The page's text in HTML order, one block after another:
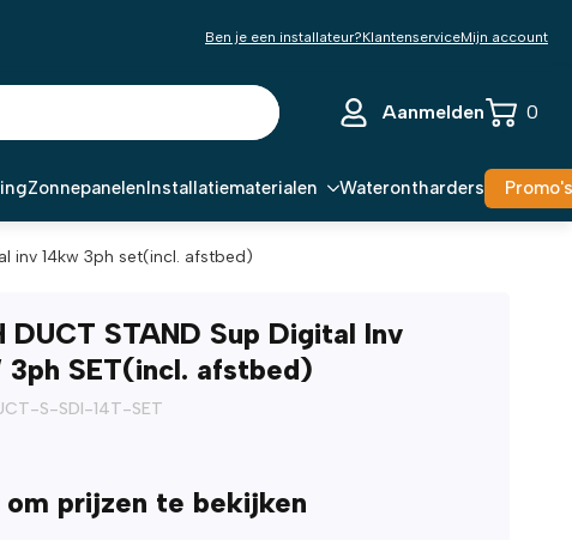
Ben je een installateur?KlantenserviceMijn account
Aanmelden 0
ZonnepanelenInstallatiematerialen Waterontharders Promo's
inv 14kw 3ph set(incl. afstbed)
DUCT STAND Sup Digital Inv
3ph SET(incl. afstbed)
S-SDI-14T-SET
om prijzen te bekijken